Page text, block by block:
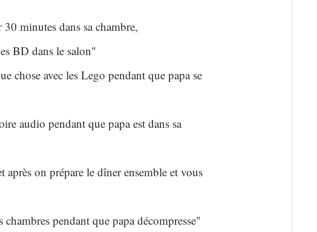
minutes dans sa chambre,
BD dans le salon"
chose avec les Lego pendant que papa se
audio pendant que papa est dans sa
après on prépare le dîner ensemble et vous
pendant que papa décompresse"